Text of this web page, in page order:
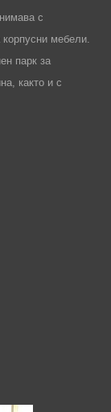
с
корпусни мебели.
парк за
както и с